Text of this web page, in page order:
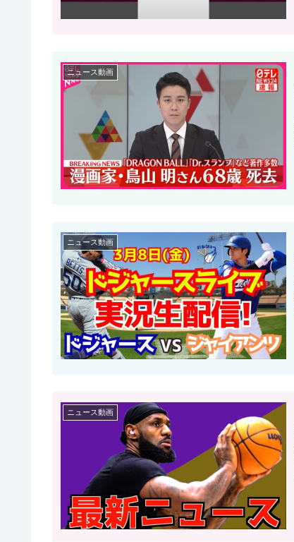
ニュース動画
ニュース動画
ニュース動画